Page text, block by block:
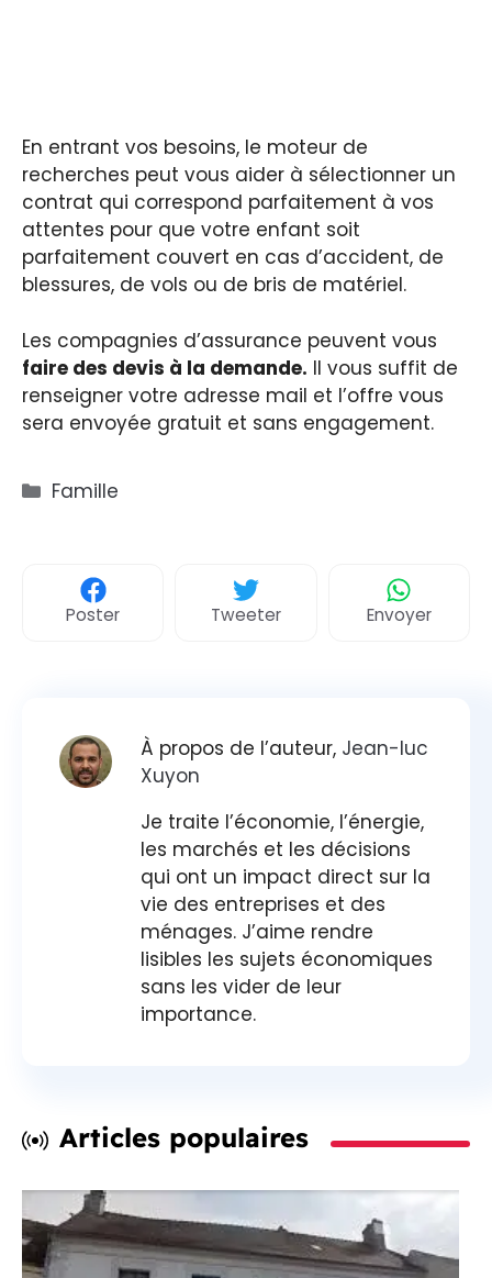
En entrant vos besoins, le moteur de
recherches peut vous aider à sélectionner un
contrat qui correspond parfaitement à vos
attentes pour que votre enfant soit
parfaitement couvert en cas d’accident, de
blessures, de vols ou de bris de matériel.
Les compagnies d’assurance peuvent vous
faire des devis à la demande. Il vous suffit de
renseigner votre adresse mail et l’offre vous
sera envoyée gratuit et sans engagement.
Catégories
Famille
Poster Tweeter Envoyer
À propos de l’auteur, Jean-luc
Xuyon
Je traite l’économie, l’énergie,
les marchés et les décisions
qui ont un impact direct sur la
vie des entreprises et des
ménages. J’aime rendre
lisibles les sujets économiques
sans les vider de leur
importance.
Articles populaires